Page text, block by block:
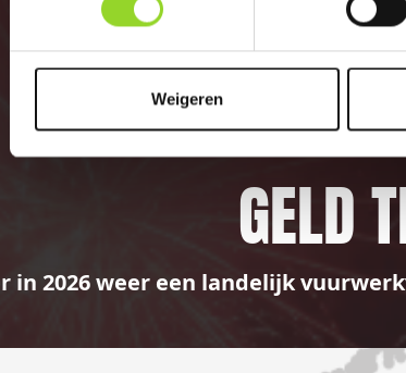
Weigeren
GELD
in 2026 weer een landelijk